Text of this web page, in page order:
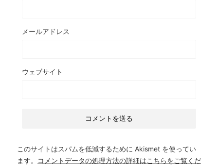
メールアドレス
ウェブサイト
このサイトはスパムを低減するために Akismet を使ってい
ます。
コメントデータの処理方法の詳細はこちらをご覧くだ